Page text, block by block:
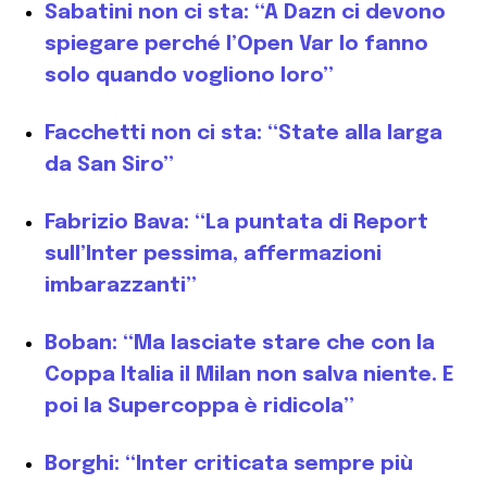
Sabatini non ci sta: “A Dazn ci devono
spiegare perché l’Open Var lo fanno
solo quando vogliono loro”
Facchetti non ci sta: “State alla larga
da San Siro”
Fabrizio Bava: “La puntata di Report
sull’Inter pessima, affermazioni
imbarazzanti”
Boban: “Ma lasciate stare che con la
Coppa Italia il Milan non salva niente. E
poi la Supercoppa è ridicola”
Borghi: “Inter criticata sempre più